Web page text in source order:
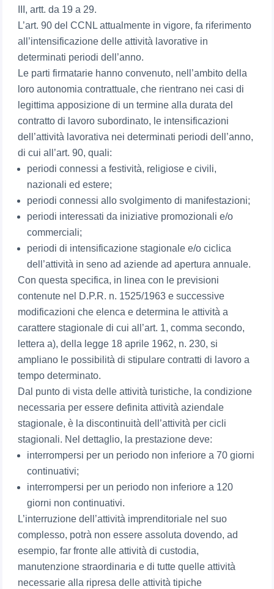
III, artt. da 19 a 29.
L’art. 90 del CCNL attualmente in vigore, fa riferimento
all’intensificazione delle attività lavorative in
determinati periodi dell’anno.
Le parti firmatarie hanno convenuto, nell’ambito della
loro autonomia contrattuale, che rientrano nei casi di
legittima apposizione di un termine alla durata del
contratto di lavoro subordinato, le intensificazioni
dell’attività lavorativa nei determinati periodi dell’anno,
di cui all’art. 90, quali:
periodi connessi a festività, religiose e civili,
nazionali ed estere;
periodi connessi allo svolgimento di manifestazioni;
periodi interessati da iniziative promozionali e/o
commerciali;
periodi di intensificazione stagionale e/o ciclica
dell’attività in seno ad aziende ad apertura annuale.
Con questa specifica, in linea con le previsioni
contenute nel D.P.R. n. 1525/1963 e successive
modificazioni che elenca e determina le attività a
carattere stagionale di cui all’art. 1, comma secondo,
lettera a), della legge 18 aprile 1962, n. 230, si
ampliano le possibilità di stipulare contratti di lavoro a
tempo determinato.
Dal punto di vista delle attività turistiche, la condizione
necessaria per essere definita attività aziendale
stagionale, è la discontinuità dell’attività per cicli
stagionali. Nel dettaglio, la prestazione deve:
interrompersi per un periodo non inferiore a 70 giorni
continuativi;
interrompersi per un periodo non inferiore a 120
giorni non continuativi.
L’interruzione dell’attività imprenditoriale nel suo
complesso, potrà non essere assoluta dovendo, ad
esempio, far fronte alle attività di custodia,
manutenzione straordinaria e di tutte quelle attività
necessarie alla ripresa delle attività tipiche